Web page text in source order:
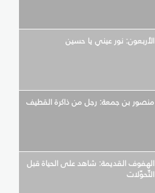
الأربعون: نور عيني يا حسين
منصور بن جمعة: رجل من ذاكرة القطيف
الهفوف القديمة: شاهد على الحياة قبل
التّحوّلات